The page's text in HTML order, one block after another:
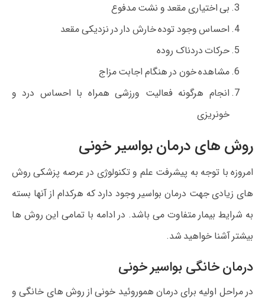
بی اختیاری مقعد و نشت مدفوع
احساس وجود توده خارش دار در نزدیکی مقعد
حرکات دردناک روده
مشاهده خون در هنگام اجابت مزاج
انجام هرگونه فعالیت ورزشی همراه با احساس درد و
خونریزی
روش های درمان بواسیر خونی
امروزه با توجه به پیشرفت علم و تکنولوژی در عرصه پزشکی روش
های زیادی جهت درمان بواسیر وجود دارد که هرکدام از آنها بسته
به شرایط بیمار متفاوت می باشد. در ادامه با تمامی این روش ها
بیشتر آشنا خواهید شد.
درمان خانگی بواسیر خونی
در مراحل اولیه برای درمان هموروئید خونی از روش های خانگی و